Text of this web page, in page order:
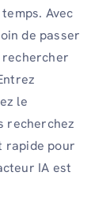
Avec
de passer
rechercher
le
recherchez
rapide pour
IA est